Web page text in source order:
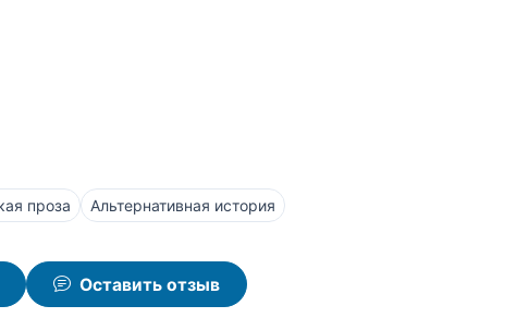
проза Альтернативная история
Оставить отзыв